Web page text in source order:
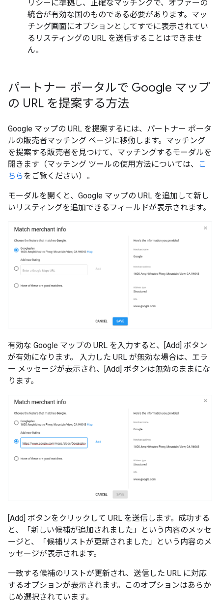
リシーに準拠し、正確なマッチングで、オファーの
統合が有効な国のものである必要があります。マッ
チング画面にオプションとしてすでに表示されてい
るリスティングの URL を送信することはできませ
ん。
パートナー ポータルで Google マップ
の URL を提案する方法
Google マップの URL を提案するには、パートナー ポータ
ルの販売者マッチング ページに移動します。マッチング
を提案する販売者を見つけて、マッチングするモーダルを
開きます（マッチング ツールの使用方法については、
こ
ちらをご覧ください）。
モーダルを開くと、Google マップの URL を追加して新し
いリスティングを追加できるフィールドが表示されます。
有効な Google マップの URL を入力すると、[Add] ボタン
が有効になります。 入力した URL が無効な場合は、エラ
ー メッセージが表示され、[Add] ボタンは無効のままにな
ります。
[Add] ボタンをクリックして URL を送信します。成功する
と、「新しい候補が追加されました」という内容のメッセ
ージと、「候補リストが更新されました」という内容のメ
ッセージが表示されます。
一致する候補のリストが更新され、送信した URL に対応
するオプションが表示されます。このオプションはあらか
じめ選択されています。